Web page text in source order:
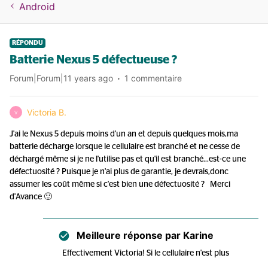
Android
RÉPONDU
Batterie Nexus 5 défectueuse ?
Forum|Forum|11 years ago 1 commentaire
V Victoria B.
J'ai le Nexus 5 depuis moins d'un an et depuis quelques mois,ma
batterie décharge lorsque le cellulaire est branché et ne cesse de
déchargé même si je ne l'utilise pas et qu'il est branché...est-ce une
défectuosité ? Puisque je n'ai plus de garantie, je devrais,donc
assumer les coût même si c'est bien une défectuosité ? Merci
d'Avance 🙂
Meilleure réponse par Karine
Effectivement Victoria! Si le cellulaire n'est plus